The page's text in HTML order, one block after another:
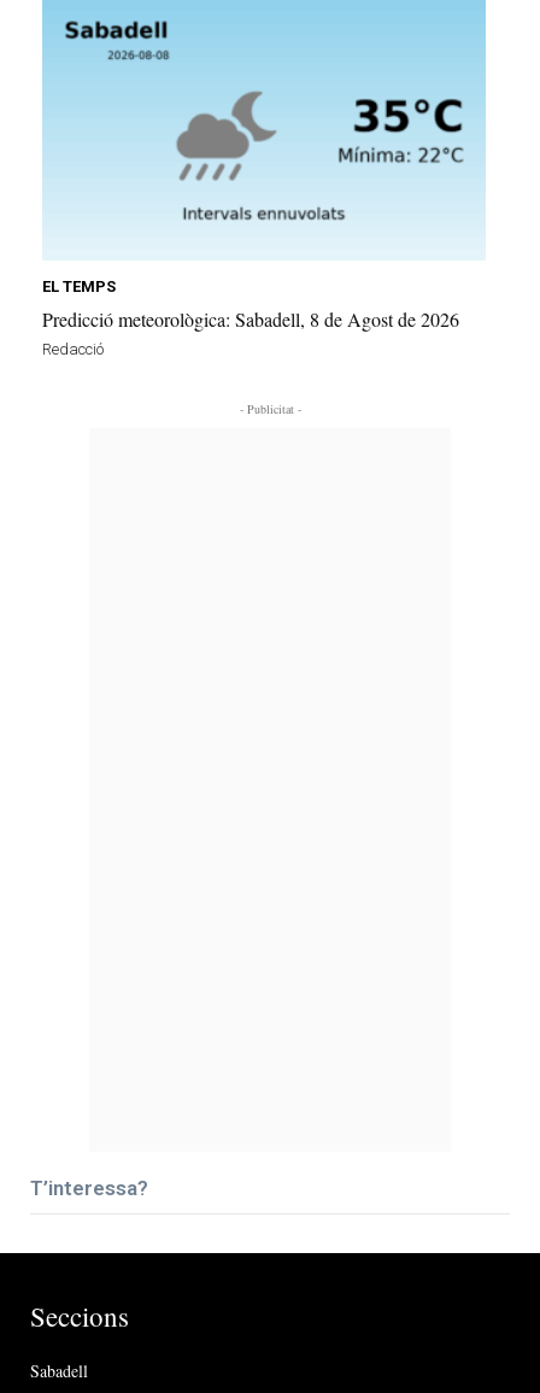
EL TEMPS
Predicció meteorològica: Sabadell, 8 de Agost de 2026
Redacció
- Publicitat -
T’interessa?
Seccions
Sabadell